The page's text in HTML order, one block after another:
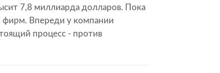
7,8 миллиарда долларов. Пока
фирм. Впереди у компании
процесс - против